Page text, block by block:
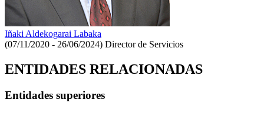
Iñaki Aldekogarai Labaka
(07/11/2020 - 26/06/2024) Director de Servicios
ENTIDADES RELACIONADAS
Entidades superiores